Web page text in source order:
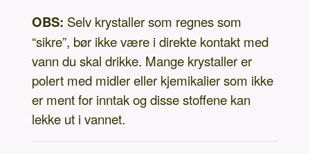
OBS: Selv krystaller som regnes som
“sikre”, bør ikke være i direkte kontakt med
vann du skal drikke. Mange krystaller er
polert med midler eller kjemikalier som ikke
er ment for inntak og disse stoffene kan
lekke ut i vannet.